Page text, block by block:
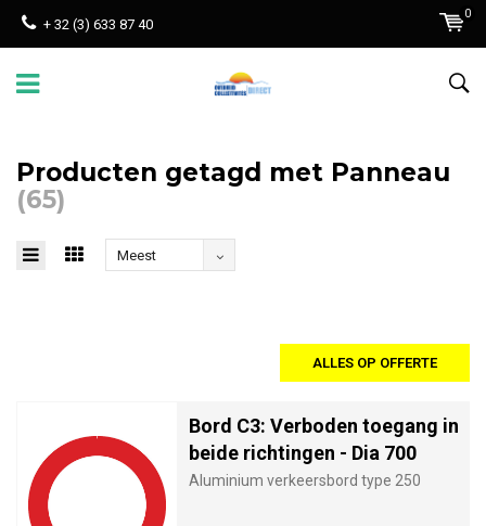
+ 32 (3) 633 87 40
0
Producten getagd met Panneau
(65)
Meest
ALLES OP OFFERTE
Bord C3: Verboden toegang in
beide richtingen - Dia 700
Aluminium verkeersbord type 250